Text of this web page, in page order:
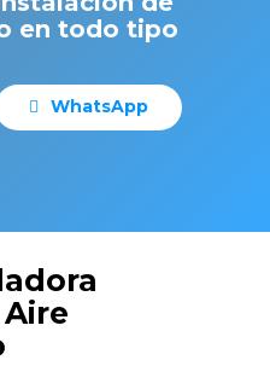
en todo tipo
WhatsApp